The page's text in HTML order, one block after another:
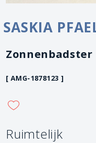
SASKIA
Zonnenbadster
[ AMG-1878123 ]
Ruimtelijk